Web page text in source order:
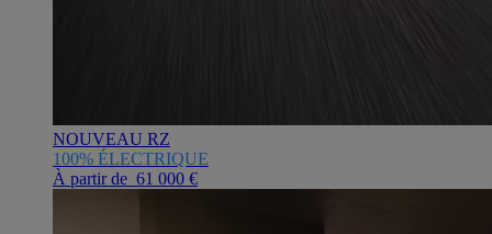
NOUVEAU RZ
100% ÉLECTRIQUE
À partir de 61 000 €